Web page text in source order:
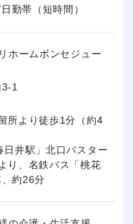
勤帯（短時間）
ホームボンセジュー
1
所より徒歩1分（約4
井駅」北口バスター
り、名鉄バス「桃花
約26分